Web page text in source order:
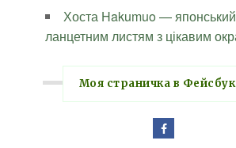
Хоста Hakumuo —
ланцетним листям з цікавим
Моя страничка в